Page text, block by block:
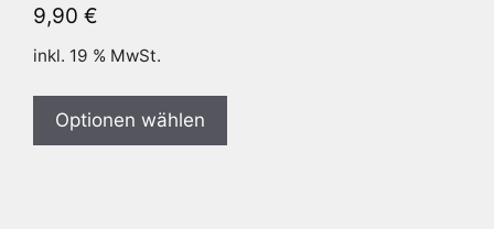
9,90 €
inkl. 19 % MwSt.
Optionen wählen